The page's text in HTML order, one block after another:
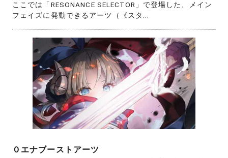
ここでは「RESONANCE SELECTOR」で登場した、メイン
フェイズに発動できるアーツ（《スタ...
０エナブーストアーツ